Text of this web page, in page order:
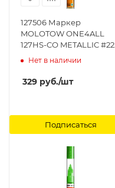
127506 Маркер
MOLOTOW ONE4ALL
127HS-CO METALLIC #228
Золото 1,5 мм MOLOTOW
Нет в наличии
329 руб./шт
Подписаться